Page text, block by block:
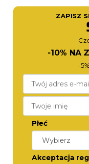
ZAPISZ
-10% NA
-
Płeć
Akceptacja